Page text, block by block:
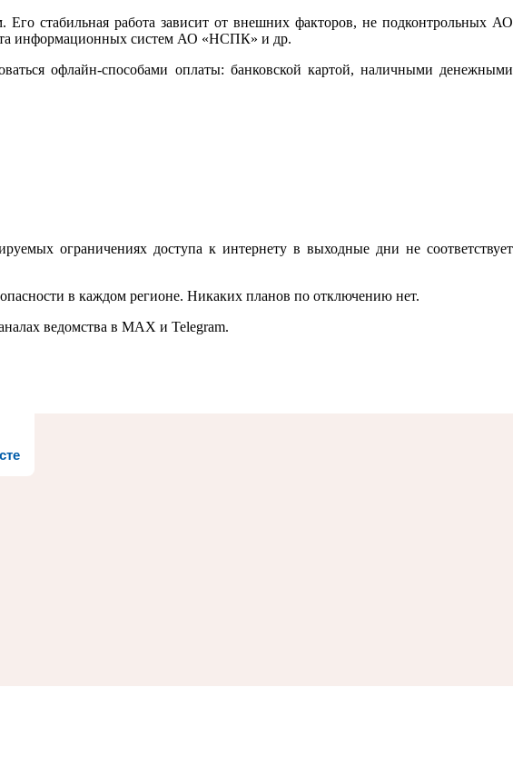
стабильная работа зависит от внешних факторов, не подконтрольных АО
информационных систем АО «НСПК» и др.
офлайн-способами оплаты: банковской картой, наличными денежными
ограничениях доступа к интернету в выходные дни не соответствует
в каждом регионе. Никаких планов по отключению нет.
ведомства в MAX и Telegram.